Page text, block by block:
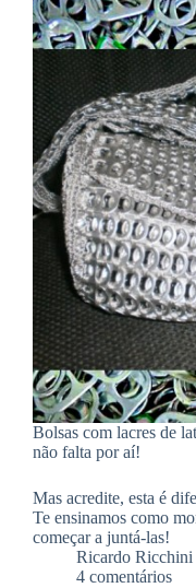
Bolsas com lacres de
não falta por aí!
Mas acredite, esta é
Te ensinamos como
começar a juntá-las!
Ricardo Ricchini
4 comentários